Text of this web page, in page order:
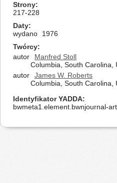
Strony
217-228
Daty
wydano
1976
Twórcy
autor
Manfred Stoll
Columbia, South Carolina,
autor
James W. Roberts
Columbia, South Carolina,
Identyfikator YADDA
bwmeta1.element.bwnjournal-